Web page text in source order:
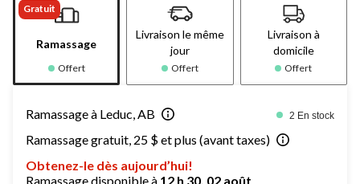
Gratuit
Ramassage
Offert
Livraison le même
jour
Offert
Livraison à
domicile
Offert
Ramassage à Leduc, AB 2 En stock
Ramassage gratuit, 25 $ et plus (avant taxes)
Obtenez-le dès aujourd’hui!
Ramassage disponible à 12 h 30, 02 août